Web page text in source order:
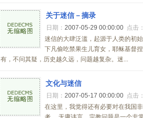
关于迷信－摘录
日期： 2007-05-29 00:00:00 点击：
迷信的大肆泛滥，起源于人类的初
下凡偷吃禁果生儿育女，耶稣基督
有，不问其疑，历史越久远，问题越复杂。迷...
文化与迷信
日期： 2007-05-17 00:00:00 点击：
在这里，我觉得还有必要对在我国